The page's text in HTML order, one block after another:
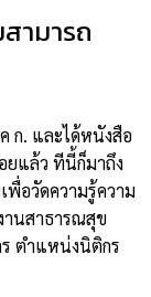
ามารถ
ก. และได้หนังสือ
ยแล้ว ทีนี้ก็มาถึง
พื่อวัดความรู้ความ
นสาธารณสุข
ตำแหน่งนิติกร